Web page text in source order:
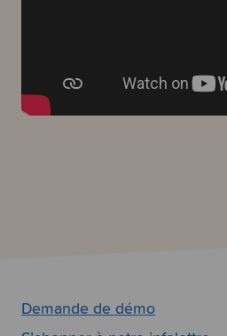
Demande de démo